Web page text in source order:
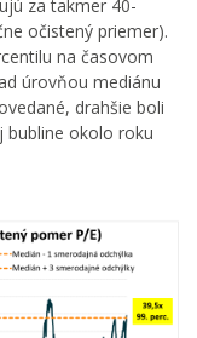
za takmer 40-
očistený priemer).
na časovom
úrovňou mediánu
drahšie boli
bubline okolo roku